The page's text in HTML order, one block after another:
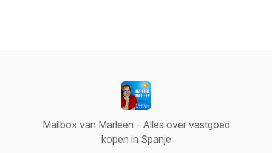
Mailbox van Marleen - Alles over vastgoed
kopen in Spanje